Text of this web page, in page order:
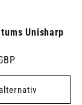
Unisharp